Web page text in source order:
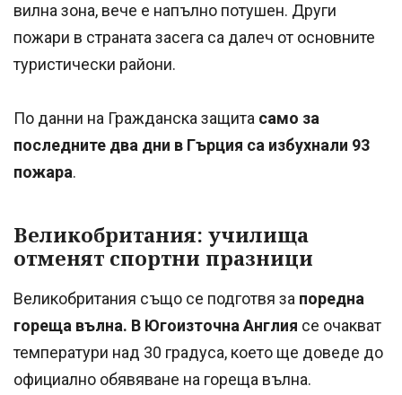
вилна зона, вече е напълно потушен. Други
пожари в страната засега са далеч от основните
туристически райони.
По данни на Гражданска защита само за
последните два дни в Гърция са избухнали 93
пожара.
Великобритания: училища
отменят спортни празници
Великобритания също се подготвя за поредна
гореща вълна. В Югоизточна Англия се очакват
температури над 30 градуса, което ще доведе до
официално обявяване на гореща вълна.